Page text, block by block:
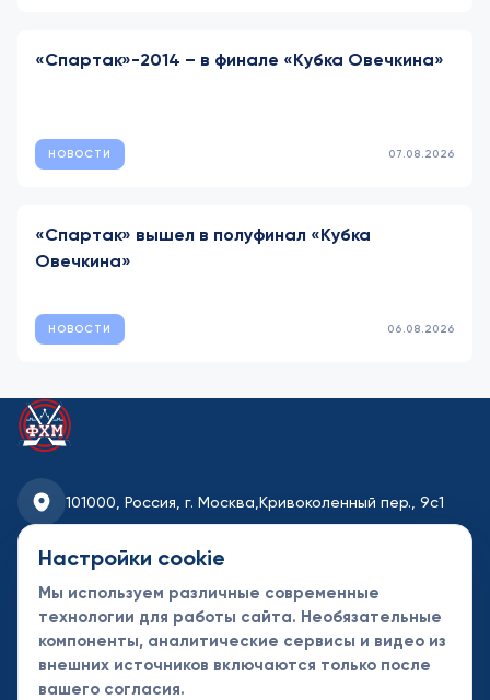
«Спартак»-2014 – в финале «Кубка Овечкина»
НОВОСТИ 07.08.2026
«Спартак» вышел в полуфинал «Кубка
Овечкина»
НОВОСТИ 06.08.2026
101000, Россия, г. Москва, Кривоколенный пер., 9с1
fhmoscow@mail.ru
8-495-621-35-95
Новости
Турниры
Контакты
Настройки cookie
Мы используем различные современные
технологии для работы сайта. Необязательные
компоненты, аналитические сервисы и видео из
внешних источников включаются только после
вашего согласия.